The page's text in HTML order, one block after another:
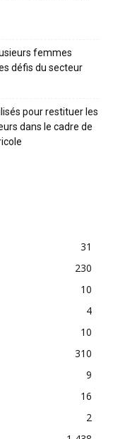
femmes
défis du secteur
pour restituer les
dans le cadre de
31
230
10
4
10
310
9
16
2